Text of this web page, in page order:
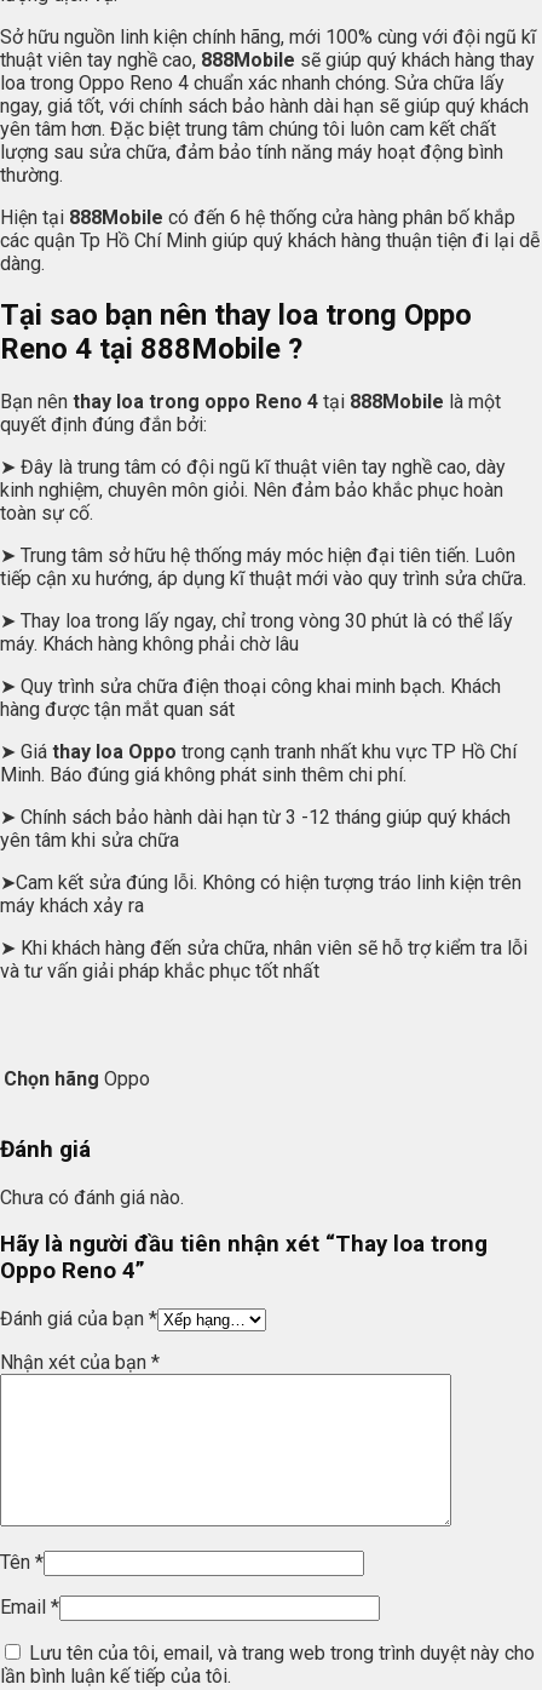
Sở hữu nguồn linh kiện chính hãng, mới 100% cùng với đội ngũ kĩ
thuật viên tay nghề cao, 888Mobile sẽ giúp quý khách hàng thay
loa trong Oppo Reno 4 chuẩn xác nhanh chóng. Sửa chữa lấy
ngay, giá tốt, với chính sách bảo hành dài hạn sẽ giúp quý khách
yên tâm hơn. Đặc biệt trung tâm chúng tôi luôn cam kết chất
lượng sau sửa chữa, đảm bảo tính năng máy hoạt động bình
thường.
Hiện tại 888Mobile có đến 6 hệ thống cửa hàng phân bố khắp
các quận Tp Hồ Chí Minh giúp quý khách hàng thuận tiện đi lại dễ
dàng.
Tại sao bạn nên thay loa trong Oppo
Reno 4 tại 888Mobile ?
Bạn nên thay loa trong oppo Reno 4 tại 888Mobile là một
quyết định đúng đắn bởi:
➤ Đây là trung tâm có đội ngũ kĩ thuật viên tay nghề cao, dày
kinh nghiệm, chuyên môn giỏi. Nên đảm bảo khắc phục hoàn
toàn sự cố.
➤ Trung tâm sở hữu hệ thống máy móc hiện đại tiên tiến. Luôn
tiếp cận xu hướng, áp dụng kĩ thuật mới vào quy trình sửa chữa.
➤ Thay loa trong lấy ngay, chỉ trong vòng 30 phút là có thể lấy
máy. Khách hàng không phải chờ lâu
➤ Quy trình sửa chữa điện thoại công khai minh bạch. Khách
hàng được tận mắt quan sát
➤ Giá thay loa Oppo trong cạnh tranh nhất khu vực TP Hồ Chí
Minh. Báo đúng giá không phát sinh thêm chi phí.
➤ Chính sách bảo hành dài hạn từ 3 -12 tháng giúp quý khách
yên tâm khi sửa chữa
➤Cam kết sửa đúng lỗi. Không có hiện tượng tráo linh kiện trên
máy khách xảy ra
➤ Khi khách hàng đến sửa chữa, nhân viên sẽ hỗ trợ kiểm tra lỗi
và tư vấn giải pháp khắc phục tốt nhất
Chọn hãng Oppo
Đánh giá
Chưa có đánh giá nào.
Hãy là người đầu tiên nhận xét “Thay loa trong
Oppo Reno 4”
Đánh giá của bạn *
Nhận xét của bạn *
Tên *
Email *
Lưu tên của tôi, email, và trang web trong trình duyệt này cho
lần bình luận kế tiếp của tôi.